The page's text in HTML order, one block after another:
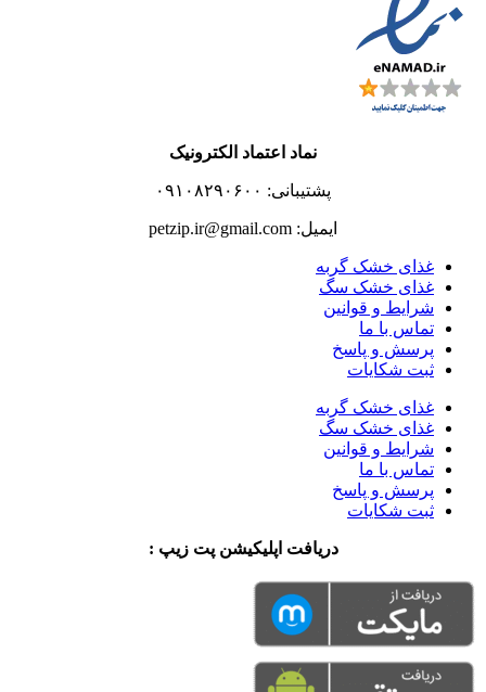
نماد اعتماد الکترونیک
پشتیبانی: ۰۹۱۰۸۲۹۰۶۰۰
ایمیل: petzip.ir@gmail.com
غذای خشک گربه
غذای خشک سگ
شرایط و قوانین
تماس با ما
پرسش و پاسخ
ثبت شکایات
غذای خشک گربه
غذای خشک سگ
شرایط و قوانین
تماس با ما
پرسش و پاسخ
ثبت شکایات
دریافت اپلیکیشن پت زیپ :